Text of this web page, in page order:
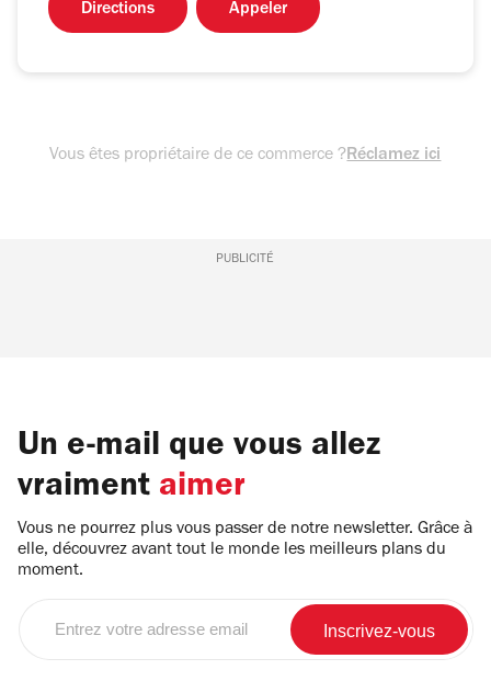
Directions Appeler
Vous êtes propriétaire de ce commerce ?Réclamez ici
PUBLICITÉ
Un e-mail que vous allez
vraiment aimer
Vous ne pourrez plus vous passer de notre newsletter. Grâce à
elle, découvrez avant tout le monde les meilleurs plans du
moment.